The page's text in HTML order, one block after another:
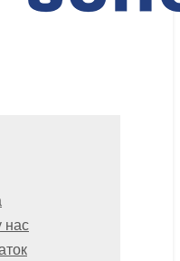
нас